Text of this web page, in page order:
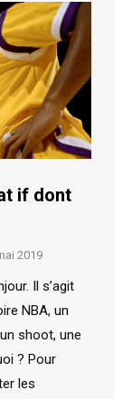
if dont
2019
Il s’agit
NBA, un
shoot, une
? Pour
les